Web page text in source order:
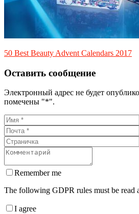
50 Best Beauty Advent Calendars 2017
Оставить сообщение
Электронный адрес не будет
помечены "*".
Remember me
The following GDPR rules must be read
I agree